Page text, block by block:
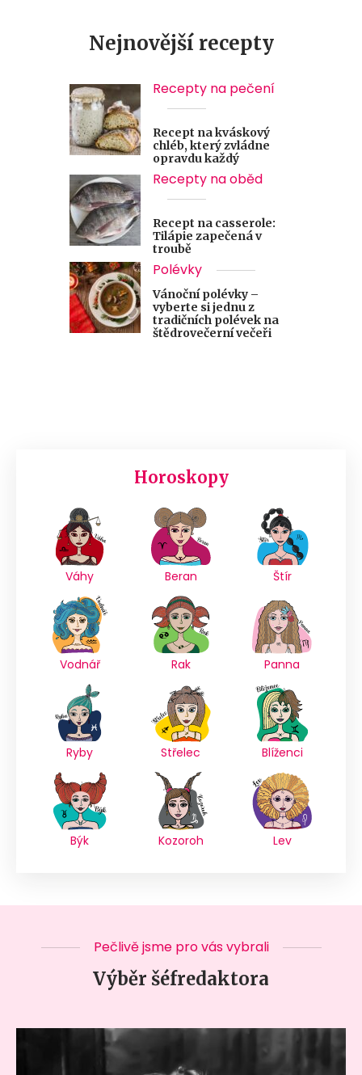
Nejnovější recepty
Recepty na pečení
Recept na kváskový
chléb, který zvládne
opravdu každý
Recepty na oběd
Recept na casserole:
Tilápie zapečená v
troubě
Polévky
Vánoční polévky –
vyberte si jednu z
tradičních polévek na
štědrovečerní večeři
Horoskopy
Váhy Beran Štír
Vodnář Rak Panna
Ryby Střelec Blíženci
Býk Kozoroh Lev
Pečlivě jsme pro vás vybrali
Výběr šéfredaktora